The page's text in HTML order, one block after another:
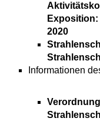
2020
Informationen
V